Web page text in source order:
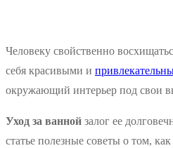
Человеку свойственно
себя красивыми и
окружающий интерьер под свои
Уход за ванной залог ее
статье полезные советы о том,